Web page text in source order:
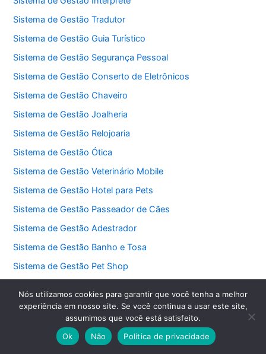
Sistema de Gestão Tradutor
Sistema de Gestão Guia Turístico
Sistema de Gestão Segurança Pessoal
Sistema de Gestão Conserto de Eletrônicos
Sistema de Gestão Chaveiro
Sistema de Gestão Joalheria
Sistema de Gestão Relojoaria
Sistema de Gestão Ótica
Sistema de Gestão Veterinário Mobile
Sistema de Gestão Hotel para Pets
Sistema de Gestão Passeador de Cães
Sistema de Gestão Adestrador
Sistema de Gestão Banho e Tosa
Sistema de Gestão Pet Shop
Sistema de Gestão Transporte Escolar
Sistema de Gestão Fretes
Sistema de Gestão Mudanças
Nós utilizamos cookies para garantir que você tenha a melhor
experiência em nosso site. Se você continua a usar este site,
assumimos que você está satisfeito.
Ok
Não Política de privacidade